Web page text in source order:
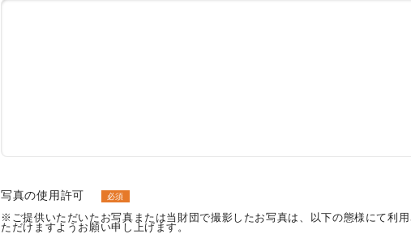
写真の使用許可 必須
※ご提供いただいたお写真または当財団で撮影したお写真は、以下の態様にて利
ただけますようお願い申し上げます。